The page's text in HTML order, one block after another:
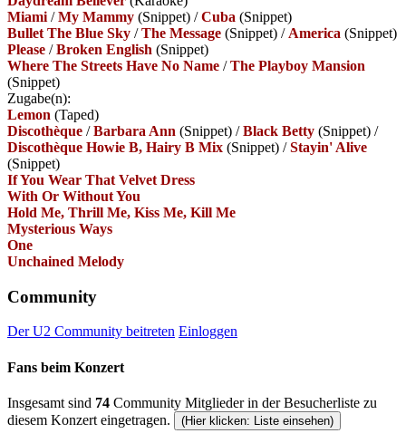
Miami /My Mammy (Snippet) /Cuba (Snippet)
Bullet The Blue Sky /The Message (Snippet) / America (Snippet)
Please /Broken English (Snippet)
Where The Streets Have No Name /The Playboy Mansion
(Snippet)
Zugabe(n):
Lemon (Taped)
Discothèque /Barbara Ann (Snippet) /Black Betty (Snippet) /
Discothèque Howie B, Hairy B Mix (Snippet) /Stayin' Alive
(Snippet)
If You Wear That Velvet Dress
With Or Without You
Hold Me, Thrill Me, Kiss Me, Kill Me
Mysterious Ways
One
Unchained Melody
Community
Der U2 Community beitreten Einloggen
Fans beim Konzert
Insgesamt sind 74 Community Mitglieder in der Besucherliste zu
diesem Konzert eingetragen.
(Hier klicken: Liste einsehen)